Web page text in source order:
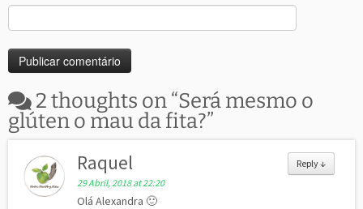
2 thoughts on “Será mesmo o
glúten o mau da fita?”
Reply↓
Raquel
29 Abril, 2018 at 22:20
Olá Alexandra 🙂